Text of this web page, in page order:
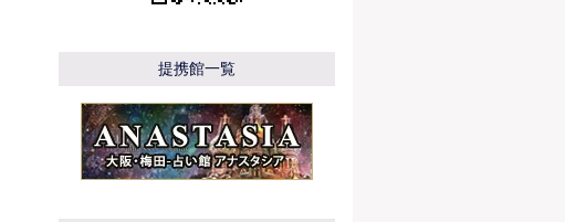
提携館一覧